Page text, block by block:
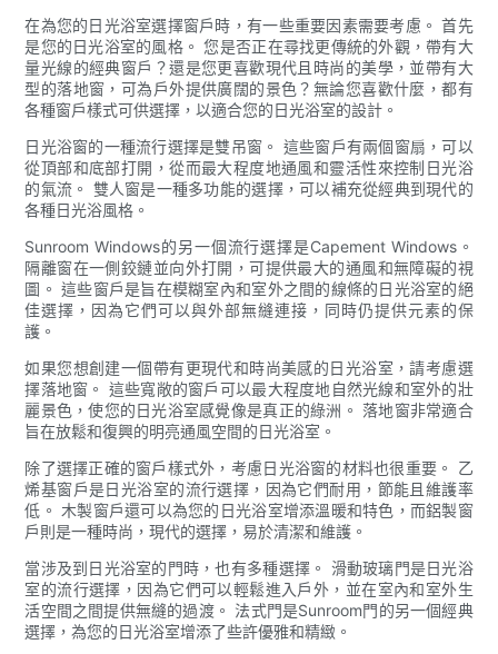
在為您的日光浴室選擇窗戶時，有一些重要因素需要考慮。 首先
是您的日光浴室的風格。 您是否正在尋找更傳統的外觀，帶有大
量光線的經典窗戶？還是您更喜歡現代且時尚的美學，並帶有大
型的落地窗，可為戶外提供廣闊的景色？無論您喜歡什麼，都有
各種窗戶樣式可供選擇，以適合您的日光浴室的設計。
日光浴窗的一種流行選擇是雙吊窗。 這些窗戶有兩個窗扇，可以
從頂部和底部打開，從而最大程度地通風和靈活性來控制日光浴
的氣流。 雙人窗是一種多功能的選擇，可以補充從經典到現代的
各種日光浴風格。
Sunroom Windows的另一個流行選擇是Capement Windows。
隔離窗在一側鉸鏈並向外打開，可提供最大的通風和無障礙的視
圖。 這些窗戶是旨在模糊室內和室外之間的線條的日光浴室的絕
佳選擇，因為它們可以與外部無縫連接，同時仍提供元素的保
護。
如果您想創建一個帶有更現代和時尚美感的日光浴室，請考慮選
擇落地窗。 這些寬敞的窗戶可以最大程度地自然光線和室外的壯
麗景色，使您的日光浴室感覺像是真正的綠洲。 落地窗非常適合
旨在放鬆和復興的明亮通風空間的日光浴室。
除了選擇正確的窗戶樣式外，考慮日光浴窗的材料也很重要。 乙
烯基窗戶是日光浴室的流行選擇，因為它們耐用，節能且維護率
低。 木製窗戶還可以為您的日光浴室增添溫暖和特色，而鋁製窗
戶則是一種時尚，現代的選擇，易於清潔和維護。
當涉及到日光浴室的門時，也有多種選擇。 滑動玻璃門是日光浴
室的流行選擇，因為它們可以輕鬆進入戶外，並在室內和室外生
活空間之間提供無縫的過渡。 法式門是Sunroom門的另一個經典
選擇，為您的日光浴室增添了些許優雅和精緻。